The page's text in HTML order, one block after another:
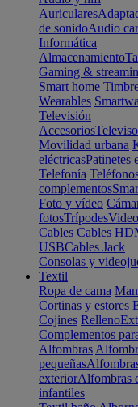
Auriculares
de sonidoAudio
Informática
Almacenamiento
Gaming &
Smart home
Wearables
Televisión
Accesorios
Movilidad urbana
eléctricasPatinetes
Telefonía
complementos
Foto y vídeo
fotosTrípodes
Cables Cables
USBCables Jack
Consolas y
Textil
Ropa de cama
Cortinas y estores
Cojines Relleno
Complementos
Alfombras
pequeñas
exteriorAlfombras
infantiles